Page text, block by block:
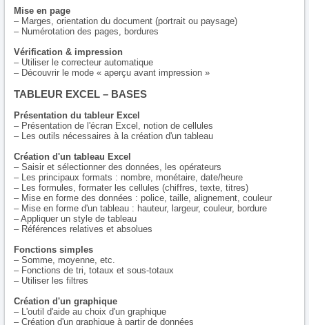
Mise en page
– Marges, orientation du document (portrait ou paysage)
– Numérotation des pages, bordures
Vérification & impression
– Utiliser le correcteur automatique
– Découvrir le mode « aperçu avant impression »
TABLEUR EXCEL – BASES
Présentation du tableur Excel
– Présentation de l'écran Excel, notion de cellules
– Les outils nécessaires à la création d'un tableau
Création d'un tableau Excel
– Saisir et sélectionner des données, les opérateurs
– Les principaux formats : nombre, monétaire, date/heure
– Les formules, formater les cellules (chiffres, texte, titres)
– Mise en forme des données : police, taille, alignement, couleur
– Mise en forme d'un tableau : hauteur, largeur, couleur, bordure
– Appliquer un style de tableau
– Références relatives et absolues
Fonctions simples
– Somme, moyenne, etc.
– Fonctions de tri, totaux et sous-totaux
– Utiliser les filtres
Création d'un graphique
– L'outil d'aide au choix d'un graphique
– Création d'un graphique à partir de données